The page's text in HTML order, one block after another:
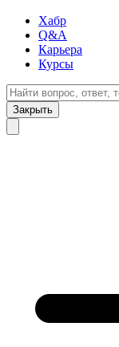
Хабр
Q&A
Карьера
Курсы
Закрыть